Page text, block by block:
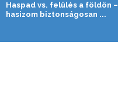
Haspad vs. felülés a földön –
hasizom biztonságosan ...